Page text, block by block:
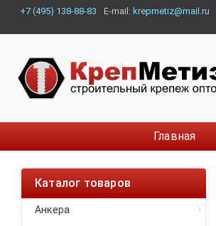
+7 (495) 138-88-83 E-mail: krepmetiz@mail.ru
Главная
Каталог товаров
Анкера